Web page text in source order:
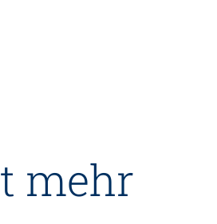
mehr